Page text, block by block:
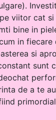
viitor cat si
bine in
in fiecare
si
sunt
de a te